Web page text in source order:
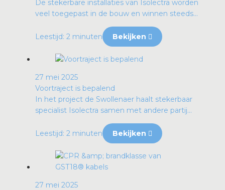
De stekerbare installaties van Isolectra worden
veel toegepast in de bouw en winnen steeds...
Leestijd: 2 minuten Bekijken
27 mei 2025
Voortraject is bepalend
In het project de Swollenaer haalt stekerbaar
specialist Isolectra samen met andere partij...
Leestijd: 2 minuten Bekijken
27 mei 2025